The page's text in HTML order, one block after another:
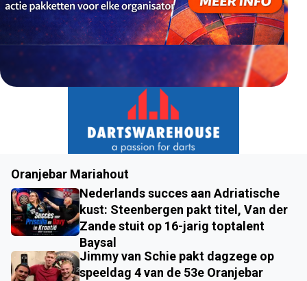
Oranjebar Mariahout
Nederlands succes aan Adriatische
kust: Steenbergen pakt titel, Van der
Zande stuit op 16-jarig toptalent
Baysal
Jimmy van Schie pakt dagzege op
speeldag 4 van de 53e Oranjebar